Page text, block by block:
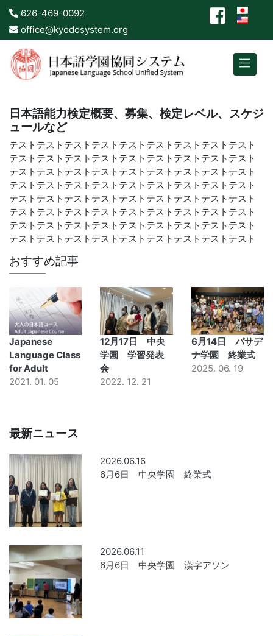
626-469-0092
office@kyodosystem.org
日本語能力検定概要、募集、検定レベル、スケジ
ュールなど
テストテストテストテストテストテストテストテストテスト
テストテストテストテストテストテストテストテストテスト
テストテストテストテストテストテストテストテストテスト
テストテストテストテストテストテストテストテストテスト
テストテストテストテストテストテストテストテストテスト
テストテストテストテストテストテストテストテストテスト
テストテストテストテストテストテストテストテストテスト
テストテストテストテストテストテストテストテストテスト
おすすめ記事
Japanese
Language Class
for Adult
2021. 01. 05
12月17日 中央
学園 学習発表
会
2022. 12. 21
6月14日 パサデ
ナ学園 終業式
2025. 06. 19
最新ニュース
2026.06.16
6月6日 中央学園 終業式
2026.06.11
6月6日 中央学園 漢字アソン